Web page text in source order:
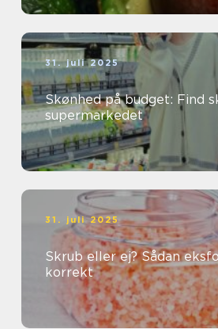
31. juli 2025
Skønhed på budget: Find
supermarkedet
31. juli 2025
Skrub eller ej? Sådan
korrekt